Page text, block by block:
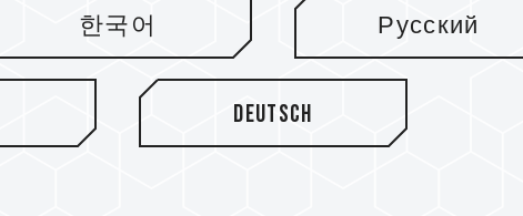
한국어 Русский
Deutsch